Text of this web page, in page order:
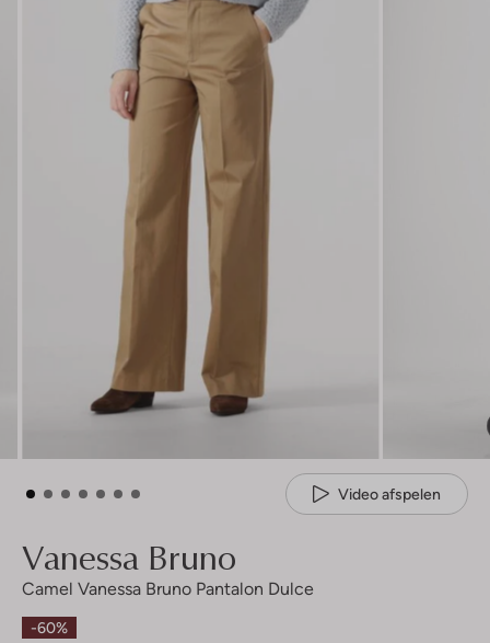
Video afspelen
Vanessa Bruno
Camel Vanessa Bruno Pantalon Dulce
-60%